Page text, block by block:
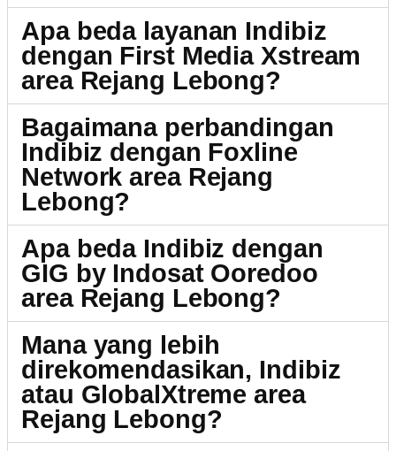
Apa beda layanan Indibiz
dengan First Media Xstream
area Rejang Lebong?
Bagaimana perbandingan
Indibiz dengan Foxline
Network area Rejang
Lebong?
Apa beda Indibiz dengan
GIG by Indosat Ooredoo
area Rejang Lebong?
Mana yang lebih
direkomendasikan, Indibiz
atau GlobalXtreme area
Rejang Lebong?